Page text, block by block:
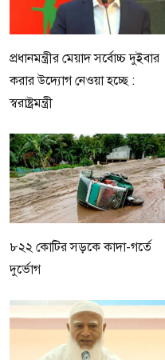
প্রধানমন্ত্রীর মেয়াদ সর্বোচ্চ দুইবার
করার উদ্যোগ নেওয়া হচ্ছে :
স্বরাষ্ট্রমন্ত্রী
৮২২ কোটির সড়কে কাদা-গর্তে
দুর্ভোগ